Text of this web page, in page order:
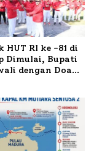
HUT RI ke -81 di
Dimulai, Bupati
dengan Doa